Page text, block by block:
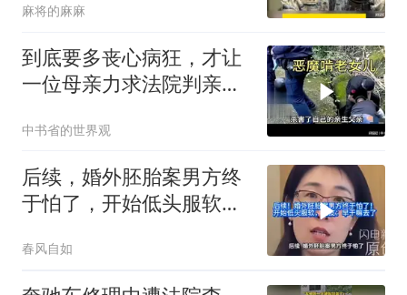
麻将的麻麻
到底要多丧心病狂，才让
一位母亲力求法院判亲女
中书省的世界观
后续，婚外胚胎案男方终
于怕了，开始低头服软，
春风自如